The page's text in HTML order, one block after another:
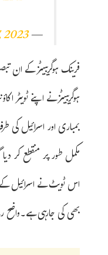
— Frank Hoogerbeets (@hogrbe)
فرینک ہوگریبیٹز کے ان
ہوگریبیٹز نے اپنے
بمباری اور اسرائیل
مکمل طور پر منقطع کر دیا
اس ٹویٹ نے اسرائیل
بھی کی جارہی